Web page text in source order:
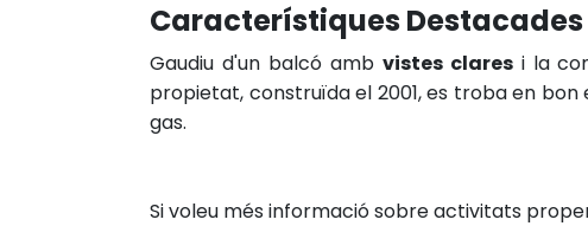
Característiques Destacades
Gaudiu d'un balcó amb vistes claresi la
propietat, construïda el 2001, es troba en
gas.
Si voleu més informació sobre activitats